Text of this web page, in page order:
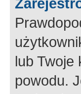
lub Twoje
powodu.